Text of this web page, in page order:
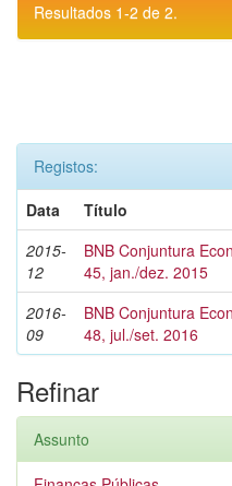
Resultados 1-2 de 2.
Registos:
Data
Título
2015-
12
BNB Conjuntura
45, jan./dez. 2015
2016-
09
BNB Conjuntura
48, jul./set. 2016
Refinar
Assunto